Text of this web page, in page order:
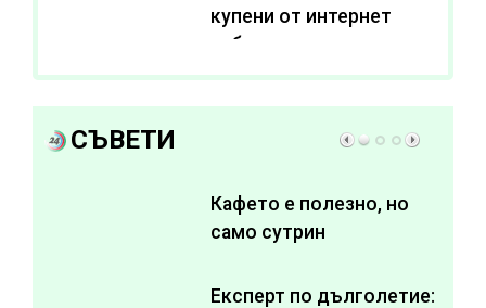
купени от интернет
субстанции за
отслабване
СЪВЕТИ
Кафето е полезно, но
само сутрин
Експерт по дълголетие: